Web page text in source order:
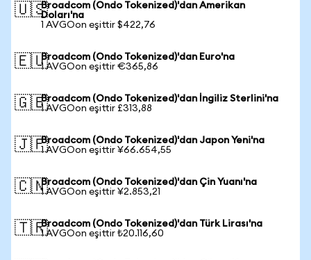
🇺🇸Broadcom (Ondo Tokenized)'dan Amerikan
Doları'na
1 AVGOon eşittir $422,76
🇪🇺Broadcom (Ondo Tokenized)'dan Euro'na
1 AVGOon eşittir €365,86
🇬🇧Broadcom (Ondo Tokenized)'dan İngiliz Sterlini'na
1 AVGOon eşittir £313,88
🇯🇵Broadcom (Ondo Tokenized)'dan Japon Yeni'na
1 AVGOon eşittir ¥66.654,55
🇨🇳Broadcom (Ondo Tokenized)'dan Çin Yuanı'na
1 AVGOon eşittir ¥2.853,21
🇹🇷Broadcom (Ondo Tokenized)'dan Türk Lirası'na
1 AVGOon eşittir ₺20.116,60